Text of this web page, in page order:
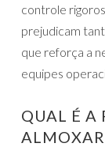
controle
prejudicam
que reforça a
equipes
QUAL É A